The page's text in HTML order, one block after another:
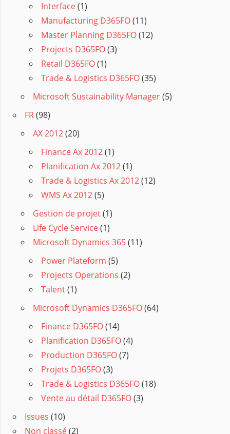
Interface(1)
Manufacturing D365FO(11)
Master Planning D365FO(12)
Projects D365FO(3)
Retail D365FO(1)
Trade & Logistics D365FO(35)
Microsoft Sustainability Manager(5)
FR(98)
AX 2012(20)
Finance Ax 2012(1)
Planification Ax 2012(1)
Trade & Logistics Ax 2012(12)
WMS Ax 2012(5)
Gestion de projet(1)
Life Cycle Service(1)
Microsoft Dynamics 365(11)
Power Plateform (5)
Projects Operations (2)
Talent(1)
Microsoft Dynamics D365FO(64)
Finance D365FO(14)
Planification D365FO(4)
Production D365FO(7)
Projets D365FO(3)
Trade & Logistics D365FO(18)
Vente au détail D365FO(3)
Issues (10)
Non classé(2)